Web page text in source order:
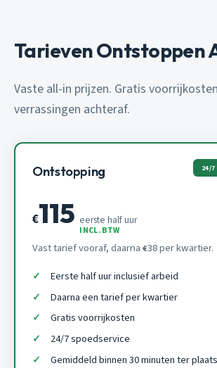
Tarieven Ontstoppen
Vaste all-in prijzen. Gratis
verrassingen achteraf.
Ontstopping 24/7
€115 eerste half uur
INCL. BTW
Vast tarief vooraf, daarna €38 per kwartier.
Eerste half uur inclusief arbeid
Daarna een tarief per kwartier
Gratis voorrijkosten
24/7 spoedservice
Gemiddeld binnen 30 minuten ter